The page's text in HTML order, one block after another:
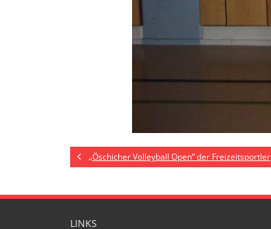
„Öschicher Volleyball Open“ der Freizeitsportler
LINKS